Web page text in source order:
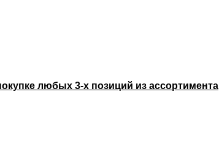
любых 3-х позиций из ассортимента